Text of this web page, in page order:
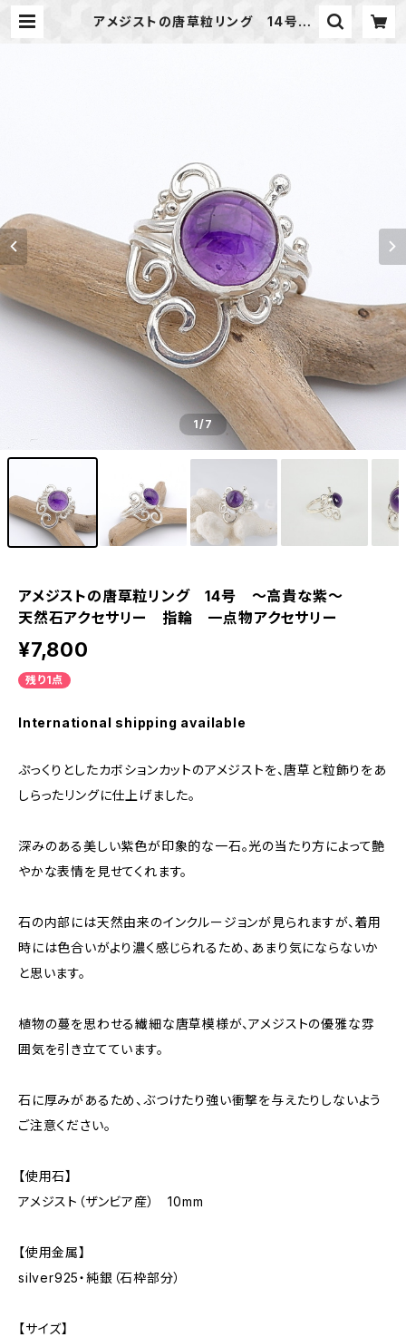
アメジストの唐草粒リング 14号
1/7
アメジストの唐草粒リング 14号 ～高貴な紫～
天然石アクセサリー 指輪 一点物アクセサリー
¥7,800
残り1点
International shipping available
ぷっくりとしたカボションカットのアメジストを、唐草と粒飾りをあ
しらったリングに仕上げました。
深みのある美しい紫色が印象的な一石。光の当たり方によって艶
やかな表情を見せてくれます。
石の内部には天然由来のインクルージョンが見られますが、着用
時には色合いがより濃く感じられるため、あまり気にならないか
と思います。
植物の蔓を思わせる繊細な唐草模様が、アメジストの優雅な雰
囲気を引き立てています。
石に厚みがあるため、ぶつけたり強い衝撃を与えたりしないよう
ご注意ください。
【使用石】
アメジスト（ザンビア産） 10mm
【使用金属】
silver925・純銀（石枠部分）
【サイズ】